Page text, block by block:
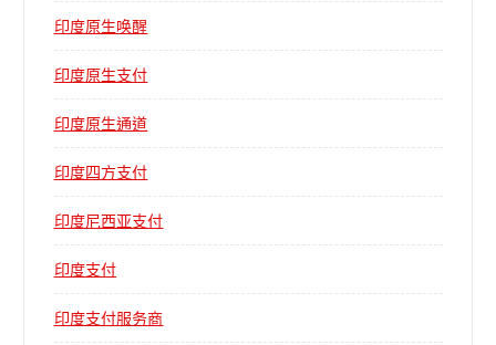
印度原生唤醒
印度原生支付
印度原生通道
印度四方支付
印度尼西亚支付
印度支付
印度支付服务商